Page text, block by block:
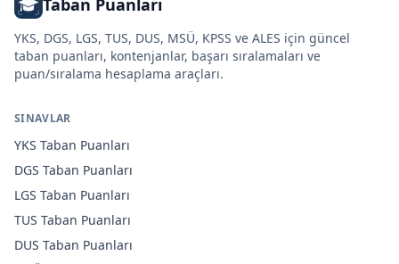
Taban Puanları
YKS, DGS, LGS, TUS, DUS, MSÜ, KPSS ve ALES için güncel
taban puanları, kontenjanlar, başarı sıralamaları ve
puan/sıralama hesaplama araçları.
SINAVLAR
YKS Taban Puanları
DGS Taban Puanları
LGS Taban Puanları
TUS Taban Puanları
DUS Taban Puanları